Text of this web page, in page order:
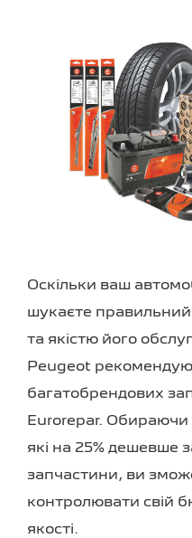
Оскільки ваш
шукаєте
та якістю його
Peugeot
багатобрендових
Eurorepar. Обираючи
які на 25% дешевше
запчастини, ви
контролювати свій
якості.